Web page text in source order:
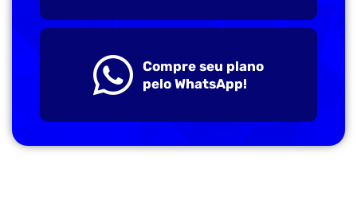
Compre seu plano
pelo WhatsApp!